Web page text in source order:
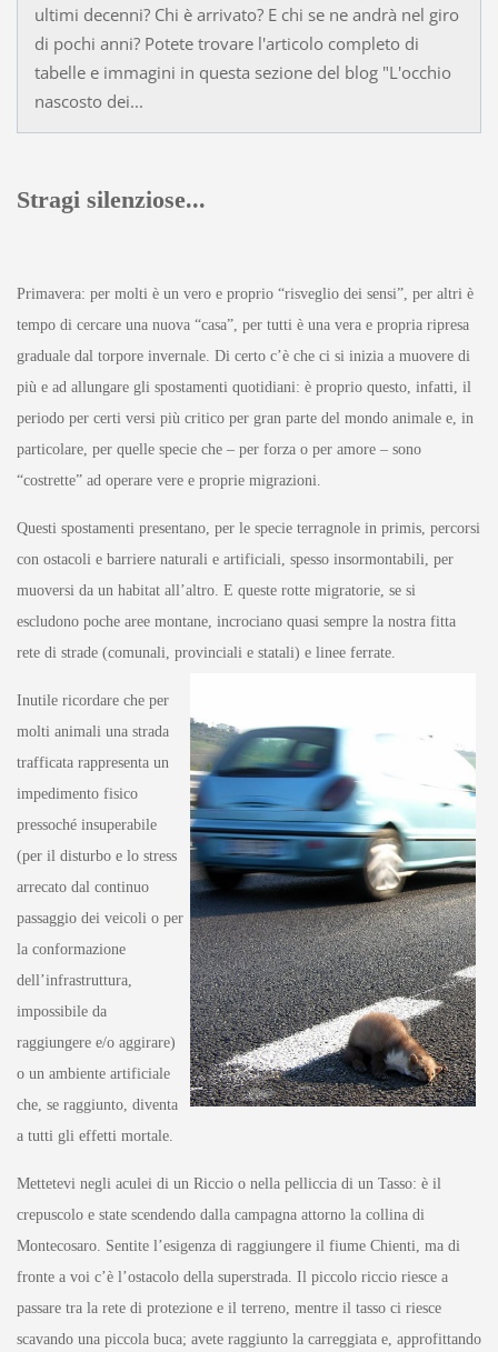
ultimi decenni? Chi è arrivato? E chi se ne andrà nel giro
di pochi anni? Potete trovare l'articolo completo di
tabelle e immagini in questa sezione del blog "L'occhio
nascosto dei...
Stragi silenziose...
Primavera: per molti è un vero e proprio “risveglio dei sensi”, per altri è
tempo di cercare una nuova “casa”, per tutti è una vera e propria ripresa
graduale dal torpore invernale. Di certo c’è che ci si inizia a muovere di
più e ad allungare gli spostamenti quotidiani: è proprio questo, infatti, il
periodo per certi versi più critico per gran parte del mondo animale e, in
particolare, per quelle specie che – per forza o per amore – sono
“costrette” ad operare vere e proprie migrazioni.
Questi spostamenti presentano, per le specie terragnole in primis, percorsi
con ostacoli e barriere naturali e artificiali, spesso insormontabili, per
muoversi da un habitat all’altro. E queste rotte migratorie, se si
escludono poche aree montane, incrociano quasi sempre la nostra fitta
rete di strade (comunali, provinciali e statali) e linee ferrate.
Inutile ricordare che per
molti animali una strada
trafficata rappresenta un
impedimento fisico
pressoché insuperabile
(per il disturbo e lo stress
arrecato dal continuo
passaggio dei veicoli o per
la conformazione
dell’infrastruttura,
impossibile da
raggiungere e/o aggirare)
o un ambiente artificiale
che, se raggiunto, diventa
a tutti gli effetti mortale.
Mettetevi negli aculei di un Riccio o nella pelliccia di un Tasso: è il
crepuscolo e state scendendo dalla campagna attorno la collina di
Montecosaro. Sentite l’esigenza di raggiungere il fiume Chienti, ma di
fronte a voi c’è l’ostacolo della superstrada. Il piccolo riccio riesce a
passare tra la rete di protezione e il terreno, mentre il tasso ci riesce
scavando una piccola buca; avete raggiunto la carreggiata e, approfittando